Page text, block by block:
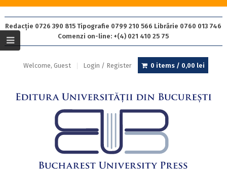
Redacție 0726 390 815 Tipografie 0799 210 566 Librărie 0760 013 746
Comenzi on-line: +(4) 021 410 25 75
Welcome, Guest Login / Register 0 items / 0,00 lei